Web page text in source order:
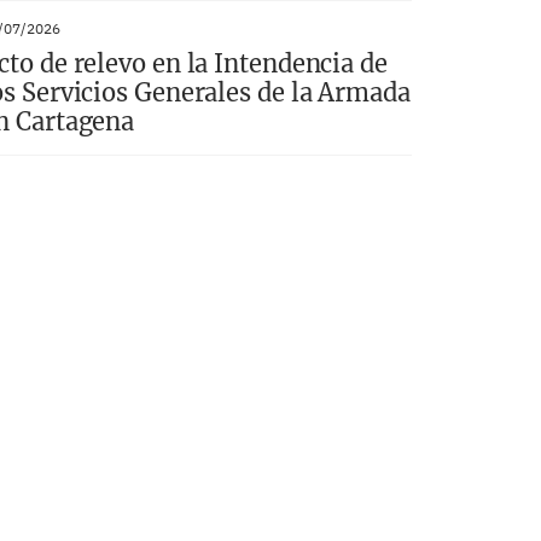
07/2026
de relevo en la Intendencia de
Servicios Generales de la Armada
Cartagena